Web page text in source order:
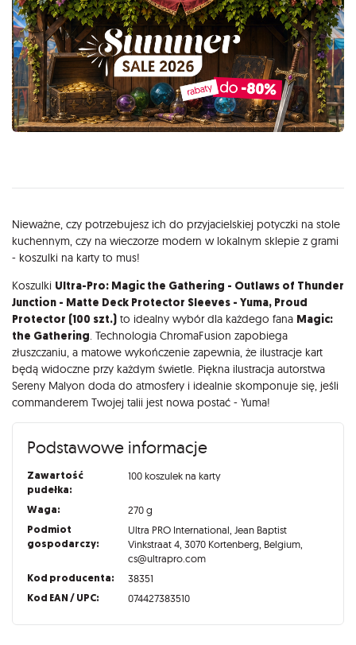
Opis
Nieważne, czy potrzebujesz ich do przyjacielskiej potyczki na stole
kuchennym, czy na wieczorze modern w lokalnym sklepie z grami
- koszulki na karty to mus!
Koszulki Ultra-Pro: Magic the Gathering - Outlaws of Thunder
Junction - Matte Deck Protector Sleeves - Yuma, Proud
Protector (100 szt.) to idealny wybór dla każdego fana Magic:
the Gathering. Technologia ChromaFusion zapobiega
złuszczaniu, a matowe wykończenie zapewnia, że ilustracje kart
będą widoczne przy każdym świetle. Piękna ilustracja autorstwa
Sereny Malyon doda do atmosfery i idealnie skomponuje się, jeśli
commanderem Twojej talii jest nowa postać - Yuma!
Podstawowe informacje
Zawartość
pudełka:
100 koszulek na karty
Waga: 270 g
Podmiot
gospodarczy:
Ultra PRO International, Jean Baptist
Vinkstraat 4, 3070 Kortenberg, Belgium,
cs@ultrapro.com
Kod producenta: 38351
Kod EAN / UPC: 074427383510